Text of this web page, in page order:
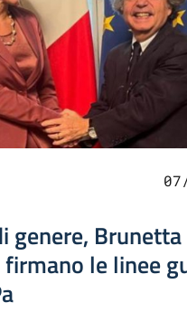
genere, Brunetta
le linee